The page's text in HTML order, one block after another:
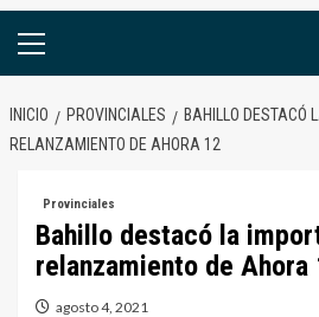
Menú
INICIO PROVINCIALES
BAHILLO DESTACÓ
RELANZAMIENTO DE AHORA 12
Provinciales
Bahillo destacó la
relanzamiento de Ahora
agosto 4, 2021